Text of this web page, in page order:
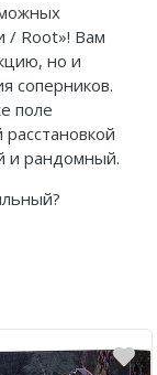
/ Root»! Вам
но и
соперников.
поле
и рандомный.